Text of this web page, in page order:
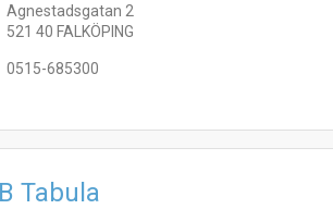
Agnestadsgatan 2
521 40 FALKÖPING
0515-685300
Tabula